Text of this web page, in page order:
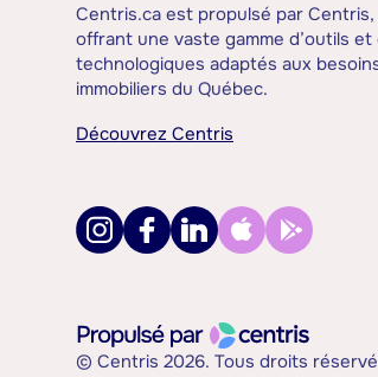
Centris.ca est propulsé par
offrant une vaste gamme d’outils
technologiques adaptés aux
immobiliers du Québec.
Découvrez Centris
© Centris 2026. Tous droits